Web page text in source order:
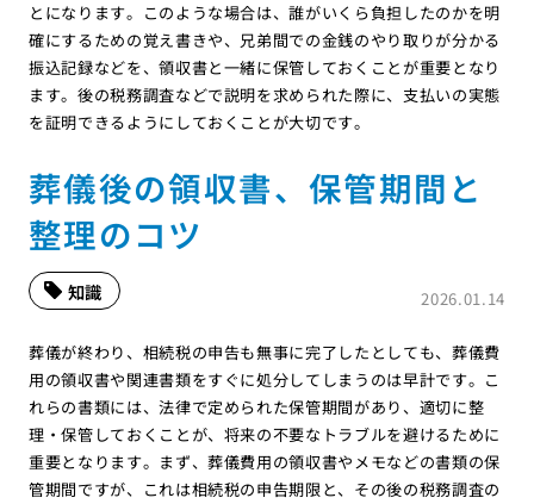
とになります。このような場合は、誰がいくら負担したのかを明
確にするための覚え書きや、兄弟間での金銭のやり取りが分かる
振込記録などを、領収書と一緒に保管しておくことが重要となり
ます。後の税務調査などで説明を求められた際に、支払いの実態
を証明できるようにしておくことが大切です。
葬儀後の領収書、保管期間と
整理のコツ
2026.01.14
知識
葬儀が終わり、相続税の申告も無事に完了したとしても、葬儀費
用の領収書や関連書類をすぐに処分してしまうのは早計です。こ
れらの書類には、法律で定められた保管期間があり、適切に整
理・保管しておくことが、将来の不要なトラブルを避けるために
重要となります。まず、葬儀費用の領収書やメモなどの書類の保
管期間ですが、これは相続税の申告期限と、その後の税務調査の